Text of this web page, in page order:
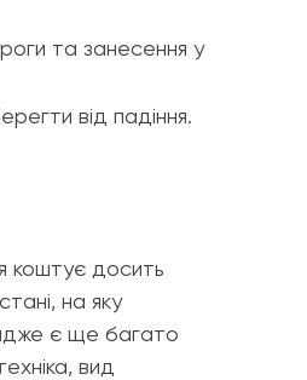
та занесення у
від падіння.
коштує досить
на яку
є ще багато
вид